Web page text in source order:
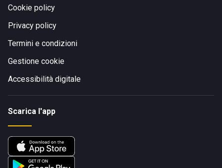
Cookie policy
Privacy policy
Termini e condizioni
Gestione cookie
Accessibilità digitale
Scarica l'app